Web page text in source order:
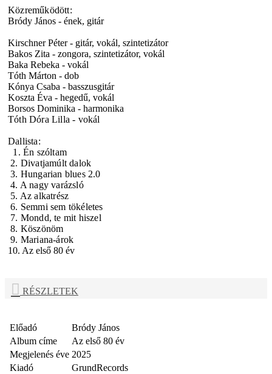
Közreműködött:
Bródy János - ének, gitár
Kirschner Péter - gitár, vokál, szintetizátor
Bakos Zita - zongora, szintetizátor, vokál
Baka Rebeka - vokál
Tóth Márton - dob
Kónya Csaba - basszusgitár
Koszta Éva - hegedű, vokál
Borsos Dominika - harmonika
Tóth Dóra Lilla - vokál
Dallista:
1. Én szóltam
2. Divatjamúlt dalok
3. Hungarian blues 2.0
4. A nagy varázsló
5. Az alkatrész
6. Semmi sem tökéletes
7. Mondd, te mit hiszel
8. Köszönöm
9. Mariana-árok
10. Az első 80 év
RÉSZLETEK
Előadó
Bródy János
Album címe
Az első 80 év
Megjelenés éve 2025
Kiadó
GrundRecords